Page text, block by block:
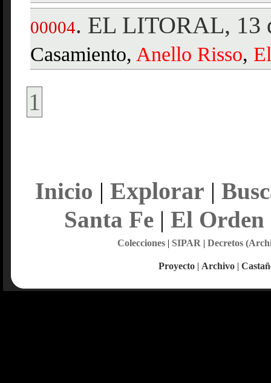
00004. EL LITORAL, 13
Casamiento, Anello Risso,
1
Inicio | Explorar |
Santa Fe| El Orden
Colecciones| SIPAR | Decretos
Proyecto | Archivo |